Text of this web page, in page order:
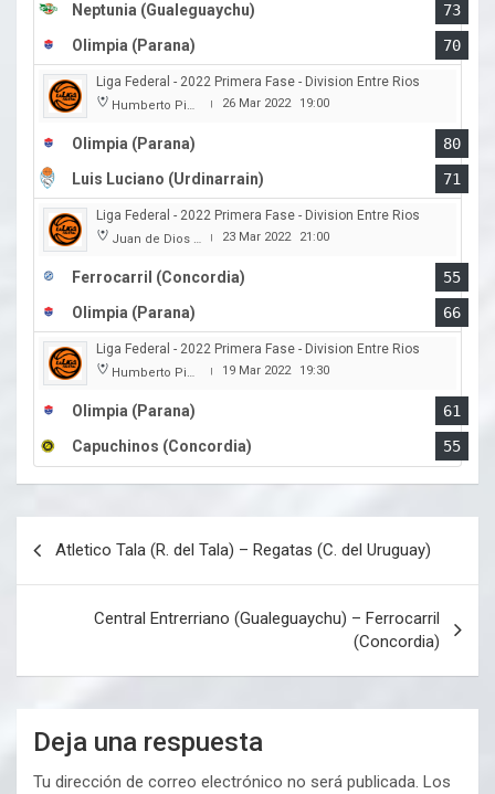
Neptunia (Gualeguaychu)
73
Olimpia (Parana)
70
Liga Federal - 2022 Primera Fase - Division Entre Rios
Humberto Pietranera | 26 Mar 2022 19:00
Olimpia (Parana)
80
Luis Luciano (Urdinarrain)
71
Liga Federal - 2022 Primera Fase - Division Entre Rios
Juan de Dios Obregon | 23 Mar 2022 21:00
Ferrocarril (Concordia)
55
Olimpia (Parana)
66
Liga Federal - 2022 Primera Fase - Division Entre Rios
Humberto Pietranera | 19 Mar 2022 19:30
Olimpia (Parana)
61
Capuchinos (Concordia)
55
entradas
Atletico Tala (R. del Tala) – Regatas (C. del Uruguay)
Central Entrerriano (Gualeguaychu) – Ferrocarril
(Concordia)
Deja una respuesta
Tu dirección de correo electrónico no será publicada. Los